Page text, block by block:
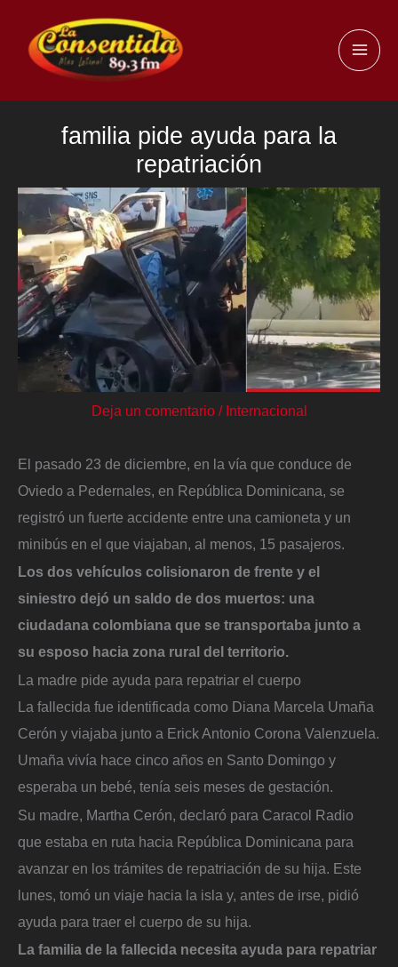
contenido
familia pide ayuda para la
repatriación
Deja un comentario / Internacional
El pasado 23 de diciembre, en la vía que conduce de
Oviedo a Pedernales, en República Dominicana, se
registró un fuerte accidente entre una camioneta y un
minibús en el que viajaban, al menos, 15 pasajeros.
Los dos vehículos colisionaron de frente y el
siniestro dejó un saldo de dos muertos: una
ciudadana colombiana que se transportaba junto a
su esposo hacia zona rural del territorio.
La madre pide ayuda para repatriar el cuerpo
La fallecida fue identificada como Diana Marcela Umaña
Cerón y viajaba junto a Erick Antonio Corona Valenzuela.
Umaña vivía hace cinco años en Santo Domingo y
esperaba un bebé, tenía seis meses de gestación.
Su madre, Martha Cerón, declaró para Caracol Radio
que estaba en ruta hacia República Dominicana para
avanzar en los trámites de repatriación de su hija. Este
lunes, tomó un viaje hacia la isla y, antes de irse, pidió
ayuda para traer el cuerpo de su hija.
La familia de la fallecida necesita ayuda para repatriar